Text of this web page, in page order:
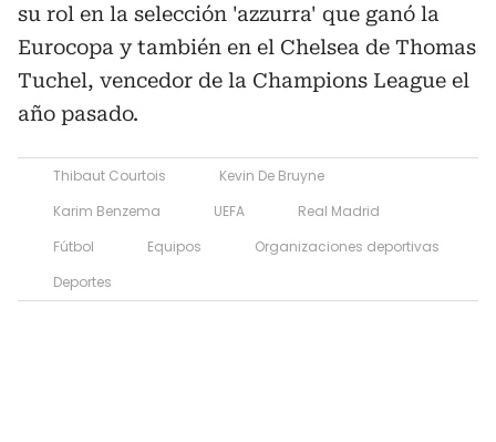
su rol en la selección 'azzurra' que ganó la
Eurocopa y también en el Chelsea de Thomas
Tuchel, vencedor de la Champions League el
año pasado.
Thibaut Courtois
Kevin De Bruyne
Karim Benzema
UEFA
Real Madrid
Fútbol
Equipos
Organizaciones deportivas
Deportes